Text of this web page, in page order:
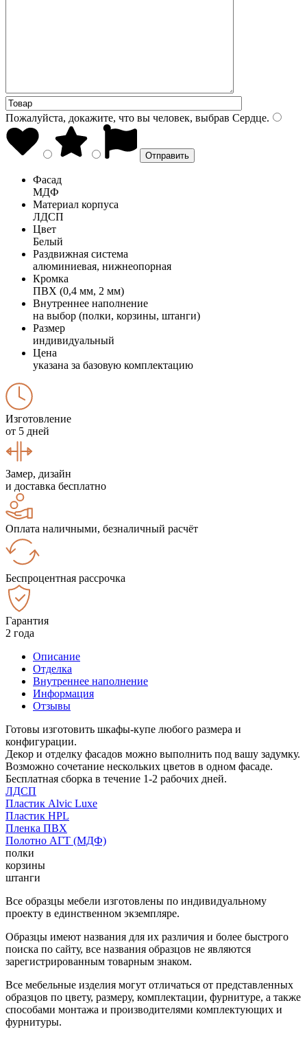
Пожалуйста, докажите, что вы человек, выбрав Сердце.
Фасад
МДФ
Материал корпуса
ЛДСП
Цвет
Белый
Раздвижная система
алюминиевая, нижнеопорная
Кромка
ПВХ (0,4 мм, 2 мм)
Внутреннее наполнение
на выбор (полки, корзины, штанги)
Размер
индивидуальный
Цена
указана за базовую комплектацию
Изготовление
от 5 дней
Замер, дизайн
и доставка бесплатно
Оплата наличными, безналичный расчёт
Беспроцентная рассрочка
Гарантия
2 года
Описание
Отделка
Внутреннее наполнение
Информация
Отзывы
Готовы изготовить шкафы-купе любого размера и
конфигурации.
Декор и отделку фасадов можно выполнить под вашу задумку.
Возможно сочетание нескольких цветов в одном фасаде.
Бесплатная сборка в течение 1-2 рабочих дней.
ЛДСП
Пластик Alvic Luxe
Пластик HPL
Пленка ПВХ
Полотно АГТ (МДФ)
полки
корзины
штанги
Все образцы мебели изготовлены по индивидуальному
проекту в единственном экземпляре.
Образцы имеют названия для их различия и более быстрого
поиска по сайту, все названия образцов не являются
зарегистрированным товарным знаком.
Все мебельные изделия могут отличаться от представленных
образцов по цвету, размеру, комплектации, фурнитуре, а также
способами монтажа и производителями комплектующих и
фурнитуры.